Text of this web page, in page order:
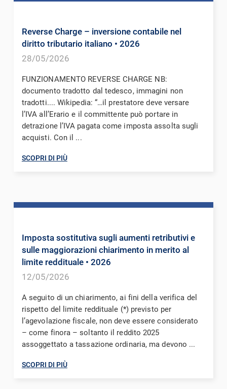
Reverse Charge – inversione contabile nel
diritto tributario italiano • 2026
28/05/2026
FUNZIONAMENTO REVERSE CHARGE NB:
documento tradotto dal tedesco, immagini non
tradotti.... Wikipedia: “…il prestatore deve versare
l’IVA all’Erario e il committente può portare in
detrazione l’IVA pagata come imposta assolta sugli
acquisti. Con il ...
SCOPRI DI PIÙ
Imposta sostitutiva sugli aumenti retributivi e
sulle maggiorazioni chiarimento in merito al
limite reddituale • 2026
12/05/2026
A seguito di un chiarimento, ai fini della verifica del
rispetto del limite reddituale (*) previsto per
l’agevolazione fiscale, non deve essere considerato
– come finora – soltanto il reddito 2025
assoggettato a tassazione ordinaria, ma devono ...
SCOPRI DI PIÙ